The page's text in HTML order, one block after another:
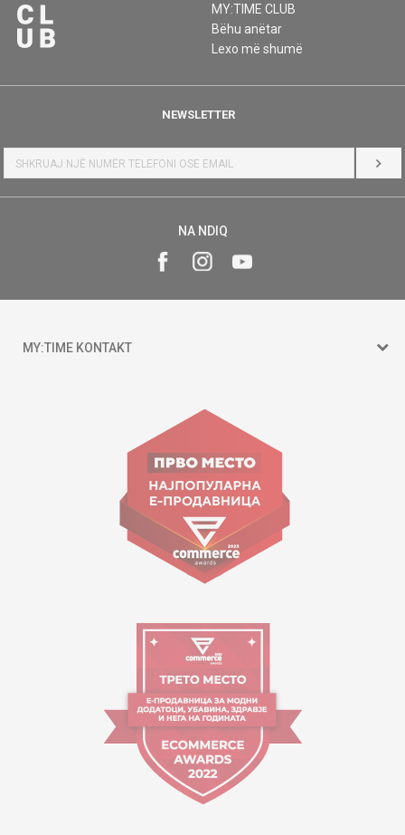
MY:TIME CLUB
Bëhu anëtar
Lexo më shumë
NEWSLETTER
HYR
NA NDIQ
MY:TIME KONTAKT
Goce Nikolovski 74 Shkup
contact@mytime.mk
Orari i punës:
09:00 - 17:00